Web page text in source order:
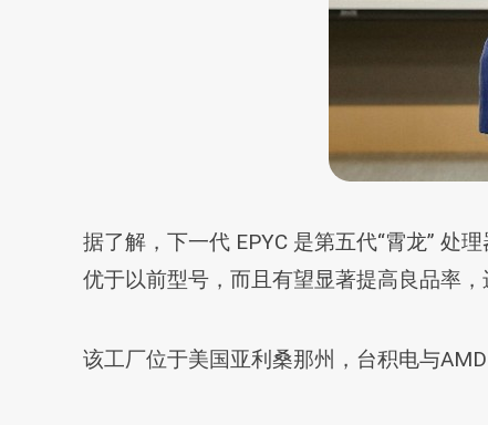
据了解，下一代 EPYC 是第五代“霄龙” 处
优于以前型号，而且有望显著提高良品率，
该工厂位于美国亚利桑那州，台积电与